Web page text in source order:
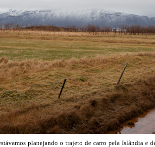
planejando o trajeto de carro pela Islândia e